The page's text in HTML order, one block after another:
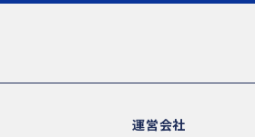
運営会社